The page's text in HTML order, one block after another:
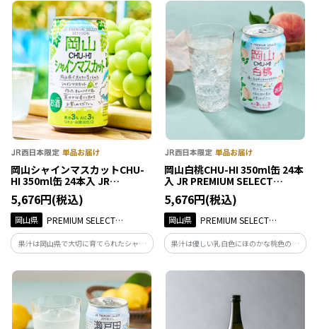
岡山シャインマスカットCHU-
HI 350ml缶 24本入 JR
PREMIUM SELECT SETOUCHI
5,676円(税込)
岡山県
PREMIUM SELECT
SETOUCHI
果汁は岡山県で大切に育てられたシャイ
ンマスカットのみを使用。華やかな香り
と甘みをお楽しみください。果汁3%／ア
ルコール分3%。
岡山白桃CHU-HI 350ml缶 24本
入 JR PREMIUM SELECT
SETOUCHI
5,676円(税込)
岡山県
PREMIUM SELECT
SETOUCHI
果汁は優しい乳白色にほのかな桃色の岡
山白桃 １００%のみで作ったチューハイ
です。上品な甘さと香りをお楽しみくださ